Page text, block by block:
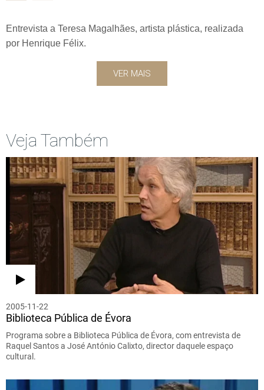
Entrevista a Teresa Magalhães, artista plástica, realizada
por Henrique Félix.
VER MAIS
Veja Também
2005-11-22
Biblioteca Pública de Évora
Programa sobre a Biblioteca Pública de Évora, com entrevista de
Raquel Santos a José António Calixto, director daquele espaço
cultural.